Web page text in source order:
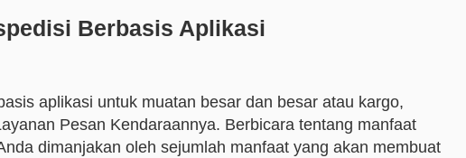
Berbasis Aplikasi
aplikasi untuk muatan besar dan besar atau kargo,
Pesan Kendaraannya. Berbicara tentang manfaat
dimanjakan oleh sejumlah manfaat yang akan membuat